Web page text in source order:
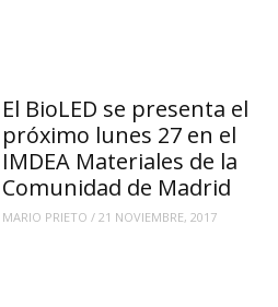
El BioLED se presenta el
próximo lunes 27 en el
IMDEA Materiales de la
Comunidad de Madrid
MARIO PRIETO /21 NOVIEMBRE, 2017